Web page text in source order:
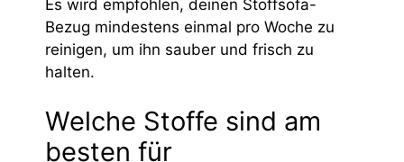
Es wird empfohlen, deinen Stoffsofa-
Bezug mindestens einmal pro Woche zu
reinigen, um ihn sauber und frisch zu
halten.
Welche Stoffe sind am
besten für